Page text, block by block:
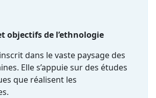
objectifs de l’ethnologie
dans le vaste paysage des
Elle s’appuie sur des études
que réalisent les